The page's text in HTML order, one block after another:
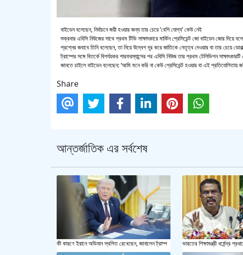
বাইডেন বলেছেন, নির্বাচনে জয়ী হওয়ার জন্য তার চেয়ে ‘বেশি যোগ্য’ কেউ নেই
শুক্রবার এবিসি নিউজের সাথে প্রথম টিভি সাক্ষাৎকারে মার্কিন প্রেসিডেন্ট জো বাইডেন জোর দিয়ে
প্রশ্নের জবাবে তিনি বলেছেন, তা নিয়ে উদ্বেগ দূর করে জাতিকে নেতৃত্ব দেওয়ার বা তার চেয়ে
ট্রাম্পের সঙ্গে বিতর্কে বিপর্যয়কর পারফরম্যান্সের পর এবিসি নিউজ তার প্রথম টেলিভিশন
জানতে চাইলে বাইডেন বলেছেন: ‘আমি মনে করি না কেউ প্রেসিডেন্ট হওয়ার বা এই প্রতিযোগিতায়
Share
আন্তর্জাতিক এর সর্বশেষ
কী কারণে ইরানে অভিযান স্থগিত রেখেছেন, জানালেন ট্রাম্প ভারতের শিক্ষামন্ত্রী ধর্মেন্দ্র